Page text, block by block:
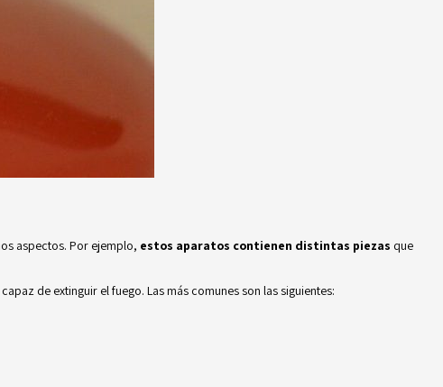
aspectos. Por ejemplo, estos aparatos contienen distintas piezas que
de extinguir el fuego. Las más comunes son las siguientes: